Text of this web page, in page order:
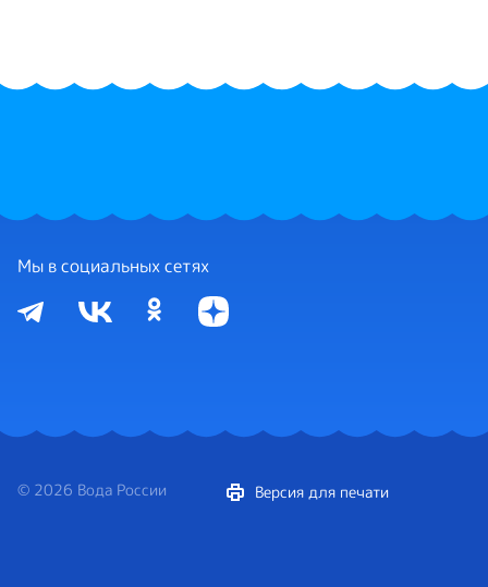
Мы в социальных сетях
© 2026 Вода России Версия для печати